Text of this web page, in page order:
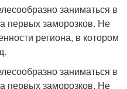
заниматься в
первых заморозков. Не
региона, в котором
заниматься в
первых заморозков. Не